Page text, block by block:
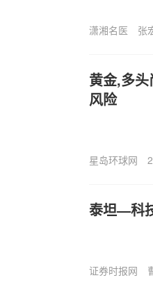
潇湘名医 张
黄金,多
风险
星岛环球网
泰坦—科
证券时报网